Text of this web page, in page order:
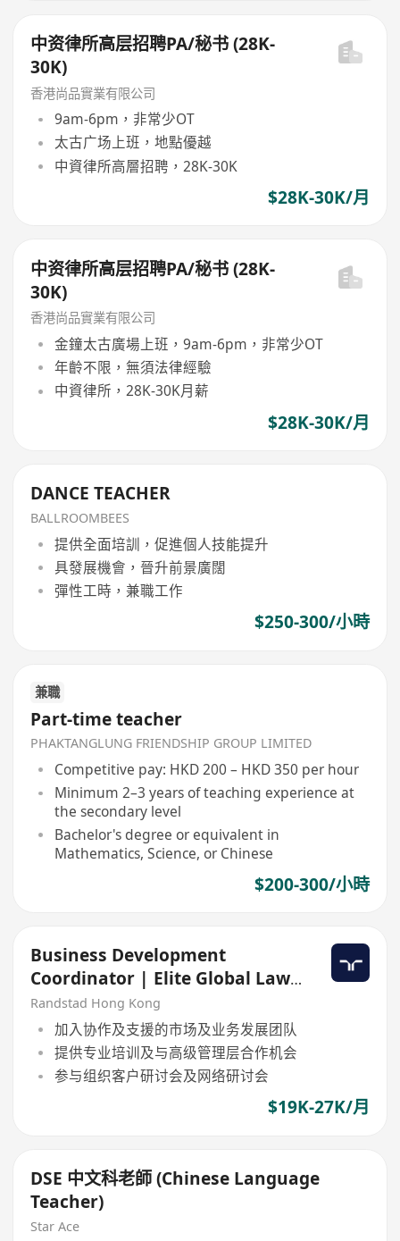
中资律所高层招聘PA/秘书 (28K-
30K)
香港尚品實業有限公司
9am-6pm，非常少OT
太古广场上班，地點優越
中資律所高層招聘，28K-30K
$28K-30K/月
中资律所高层招聘PA/秘书 (28K-
30K)
香港尚品實業有限公司
金鐘太古廣場上班，9am-6pm，非常少OT
年齡不限，無須法律經驗
中資律所，28K-30K月薪
$28K-30K/月
DANCE TEACHER
BALLROOMBEES
提供全面培訓，促進個人技能提升
具發展機會，晉升前景廣闊
彈性工時，兼職工作
$250-300/小時
兼職
Part-time teacher
PHAKTANGLUNG FRIENDSHIP GROUP LIMITED
Competitive pay: HKD 200 – HKD 350 per hour
Minimum 2–3 years of teaching experience at
the secondary level
Bachelor's degree or equivalent in
Mathematics, Science, or Chinese
$200-300/小時
Business Development
Coordinator | Elite Global Law
Firm
Randstad Hong Kong
加入协作及支援的市场及业务发展团队
提供专业培训及与高级管理层合作机会
参与组织客户研讨会及网络研讨会
$19K-27K/月
DSE 中文科老師 (Chinese Language
Teacher)
Star Ace